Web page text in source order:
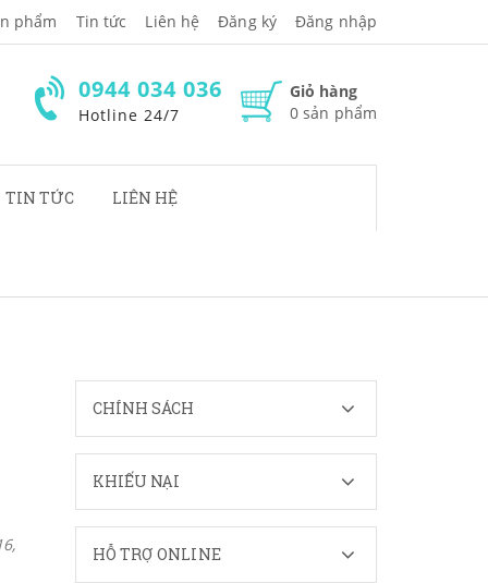
phẩm Tin tức Liên hệ Đăng ký Đăng nhập
Giỏ hàng
0 sản phẩm
0944 034 036
Hotline 24/7
TIN TỨC LIÊN HỆ
CHÍNH SÁCH
KHIẾU NẠI
HỖ TRỢ ONLINE